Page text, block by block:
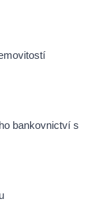
bankovnictví s